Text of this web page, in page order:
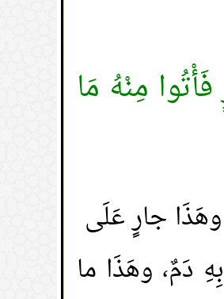
مِنْهُ مَا
جارٍ عَلَى
دَمٌ، وهَذَا ما